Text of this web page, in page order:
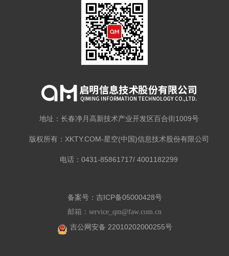
地址：长春净月高新技术产业开发区百合街1009号
版权所有：XKTY.COM-星空(中国)信息技术股份有限公司
电话：0431-85861717/ 4001182299
备案号：吉ICP备05000428号
邮箱：service_qm@faw.com.cn
吉公网安备 22010202000255号